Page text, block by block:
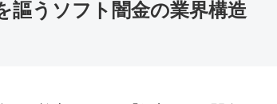
謳うソフト闇金の業界構造